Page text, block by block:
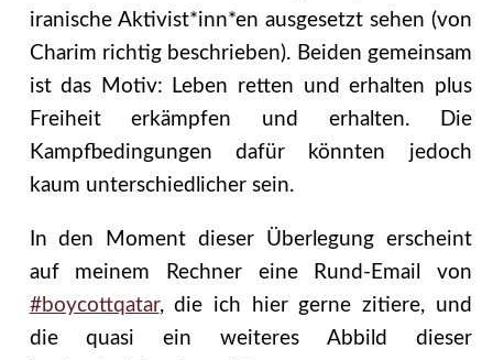
iranische Aktivist*inn*en ausgesetzt sehen (von
Charim richtig beschrieben). Beiden gemeinsam
ist das Motiv: Leben retten und erhalten plus
Freiheit erkämpfen und erhalten. Die
Kampfbedingungen dafür könnten jedoch
kaum unterschiedlicher sein.
In den Moment dieser Überlegung erscheint
auf meinem Rechner eine Rund-Email von
#boycottqatar, die ich hier gerne zitiere, und
die quasi ein weiteres Abbild dieser